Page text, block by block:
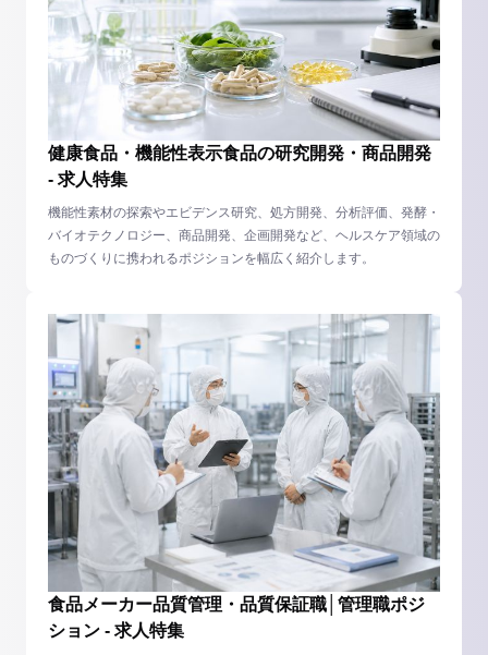
健康食品・機能性表示食品の研究開発・商品開発
- 求人特集
機能性素材の探索やエビデンス研究、処方開発、分析評価、発酵・
バイオテクノロジー、商品開発、企画開発など、ヘルスケア領域の
ものづくりに携われるポジションを幅広く紹介します。
食品メーカー品質管理・品質保証職│管理職ポジ
ション - 求人特集